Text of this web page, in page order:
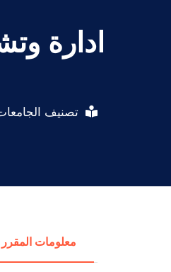
ادارة
تصنيف
معلومات